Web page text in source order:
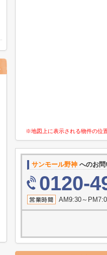
※地図上に表示される物件の位
サンモール野神 へのお
0120-
AM9:30～